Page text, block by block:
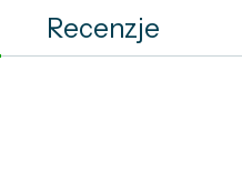
Recenzje